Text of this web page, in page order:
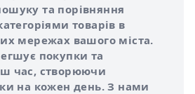
та порівняння
товарів в
мережах вашого міста.
покупки та
час, створюючи
на кожен день. З нами